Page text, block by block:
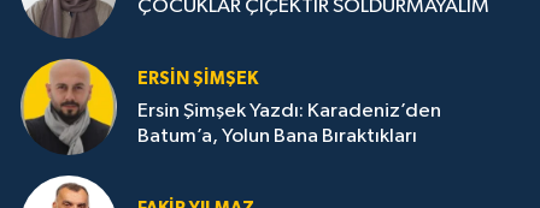
ÇOCUKLAR ÇİÇEKTİR SOLDURMAYALIM
ERSIN ŞIMŞEK
Ersin Şimşek Yazdı: Karadeniz’den
Batum’a, Yolun Bana Bıraktıkları